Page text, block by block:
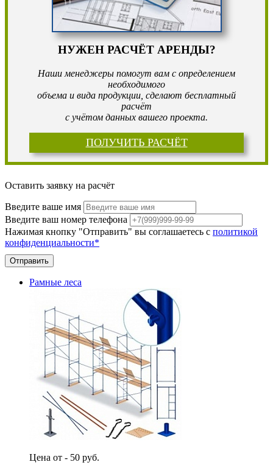
НУЖЕН РАСЧЁТ АРЕНДЫ?
Наши менеджеры помогут вам с определением
необходимого
объема и вида продукции, сделают бесплатный
расчёт
с учётом данных вашего проекта.
ПОЛУЧИТЬ РАСЧЁТ
Оставить заявку на расчёт
Введите ваше имя
Введите ваш номер телефона
Нажимая кнопку "Отправить" вы соглашаетесь с политикой
конфиденциальности*
Отправить
Рамные леса
Цена от - 50 руб.